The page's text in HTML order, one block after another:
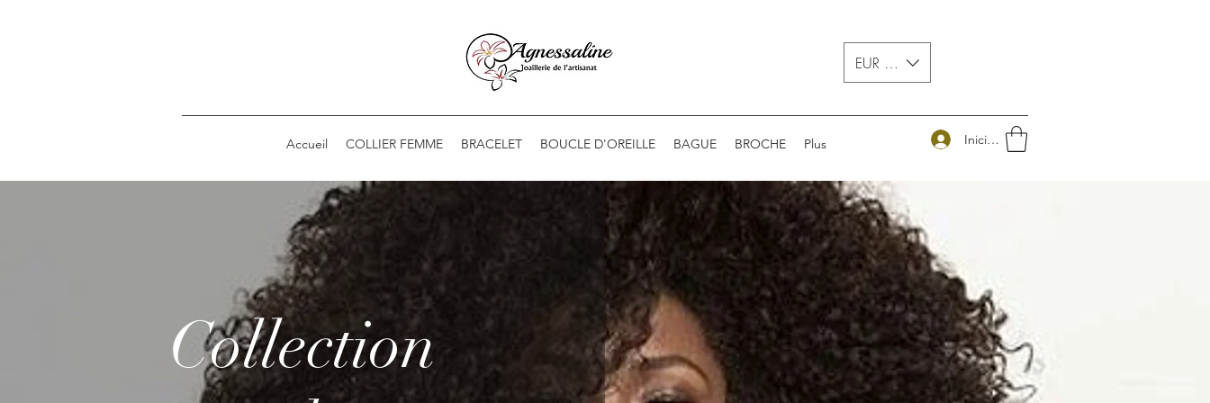
EUR (€)
Accueil COLLIER FEMME BRACELET BOUCLE D'OREILLE BAGUE BROCHE Plus Iniciar sesión
Collection